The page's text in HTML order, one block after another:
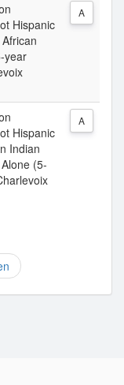
Hispanic
year
A
Hispanic
Indian
(5-
A